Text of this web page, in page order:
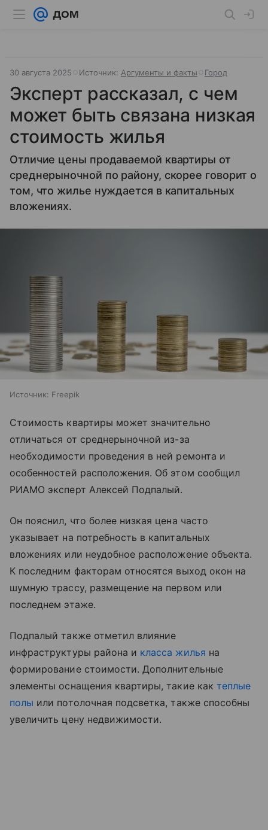
30 августа 2025 Источник: Аргументы и факты Город
Эксперт рассказал, с чем
может быть связана низкая
стоимость жилья
Отличие цены продаваемой квартиры от
среднерыночной по району, скорее говорит о
том, что жилье нуждается в капитальных
вложениях.
Источник: Freepik
Стоимость квартиры может значительно
отличаться от среднерыночной из-за
необходимости проведения в ней ремонта и
особенностей расположения. Об этом сообщил
РИАМО эксперт Алексей Подпалый.
Он пояснил, что более низкая цена часто
указывает на потребность в капитальных
вложениях или неудобное расположение объекта.
К последним факторам относятся выход окон на
шумную трассу, размещение на первом или
последнем этаже.
Подпалый также отметил влияние
инфраструктуры района и класса жилья на
формирование стоимости. Дополнительные
элементы оснащения квартиры, такие как теплые
полы или потолочная подсветка, также способны
увеличить цену недвижимости.